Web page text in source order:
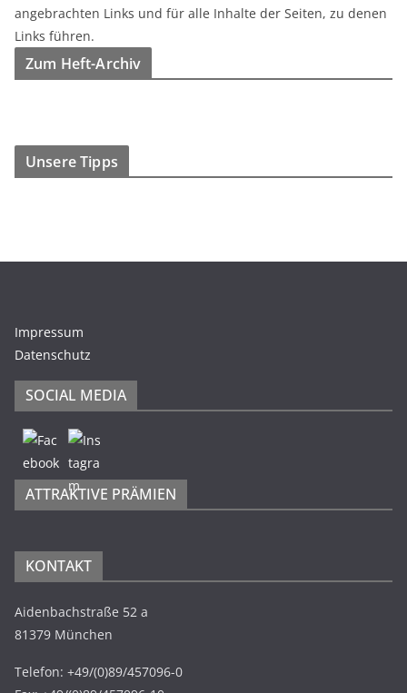
angebrachten Links und für alle Inhalte der Seiten, zu denen
Links führen.
Zum Heft-Archiv
Unsere Tipps
Impressum
Datenschutz
SOCIAL MEDIA
ATTRAKTIVE PRÄMIEN
KONTAKT
Aidenbachstraße 52 a
81379 München
Telefon: +49/(0)89/457096-0